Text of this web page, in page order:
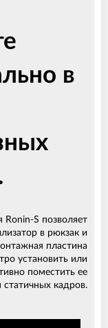
в
Ronin-S позволяет
в рюкзак и
пластина
установить или
поместить ее
кадров.